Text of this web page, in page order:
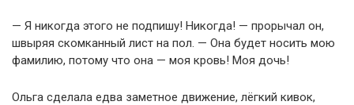
— Я никогда этого не подпишу! Никогда! — прорычал он,
швыряя скомканный лист на пол. — Она будет носить мою
фамилию, потому что она — моя кровь! Моя дочь!
Ольга сделала едва заметное движение, лёгкий кивок,